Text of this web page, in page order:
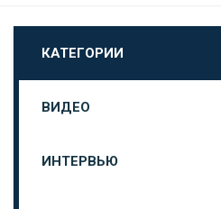
КАТЕГОРИИ
ВИДЕО
ИНТЕРВЬЮ